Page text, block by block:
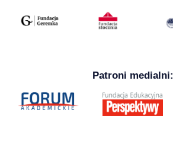
Patroni medialni: